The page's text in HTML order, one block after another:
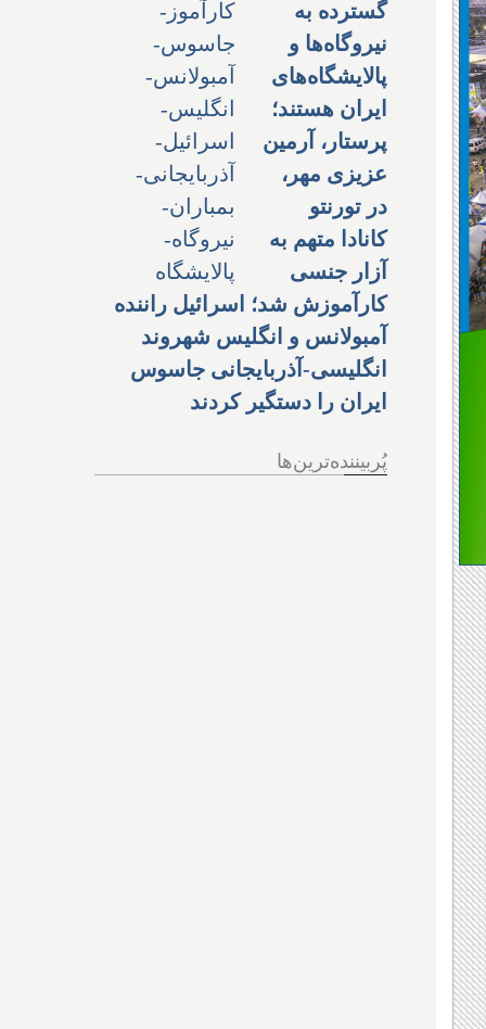
گسترده به
نیروگاه‌ها و
پالایشگاه‌های
ایران هستند؛
پرستار، آرمین
عزیزی مهر،
در تورنتو
کانادا متهم به
آزار جنسی
کارآموزش شد؛ اسرائیل راننده
آمبولانس و انگلیس شهروند
انگلیسی-آذربایجانی جاسوس
ایران را دستگیر کردند
پُربیننده‌ترین‌ها